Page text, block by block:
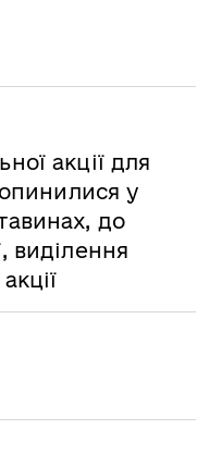
акції для
опинилися у
до
виділення